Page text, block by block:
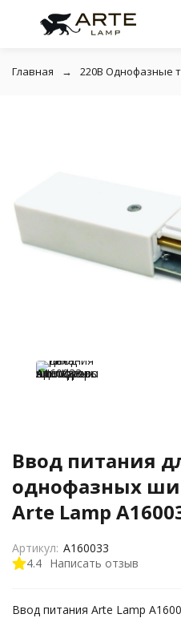
Главная 220В Однофазные
Ввод питания
однофазных
Arte Lamp
4.4 Написать отзыв
Артикул: A160033
Ввод питания Arte Lamp